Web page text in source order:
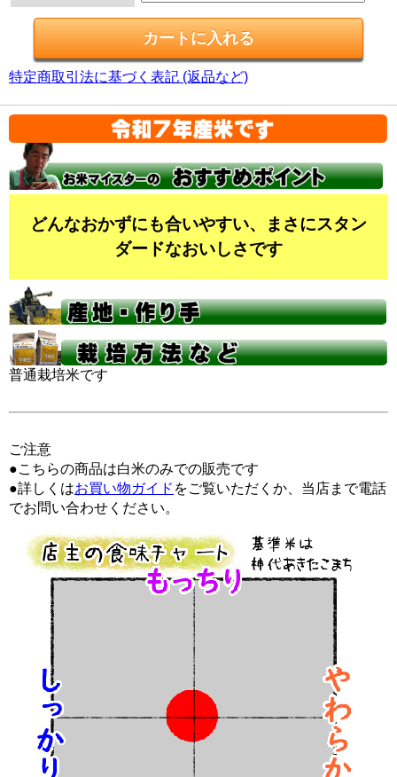
特定商取引法に基づく表記 (返品など)
どんなおかずにも合いやすい、まさにスタン
ダードなおいしさです
普通栽培米です
ご注意
●こちらの商品は白米のみでの販売です
●詳しくはお買い物ガイド をご覧いただくか、当店まで電話
でお問い合わせください。